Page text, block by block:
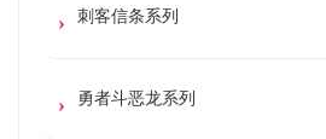
刺客信条系列
勇者斗恶龙系列